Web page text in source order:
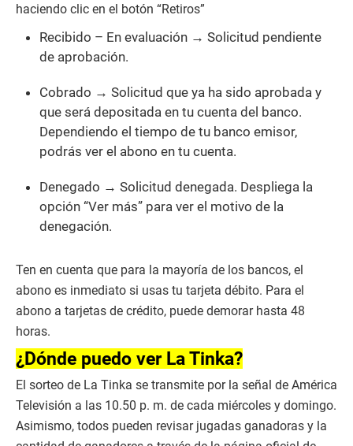
haciendo clic en el botón “Retiros”
Recibido – En evaluación → Solicitud pendiente
de aprobación.
Cobrado → Solicitud que ya ha sido aprobada y
que será depositada en tu cuenta del banco.
Dependiendo el tiempo de tu banco emisor,
podrás ver el abono en tu cuenta.
Denegado → Solicitud denegada. Despliega la
opción “Ver más” para ver el motivo de la
denegación.
Ten en cuenta que para la mayoría de los bancos, el
abono es inmediato si usas tu tarjeta débito. Para el
abono a tarjetas de crédito, puede demorar hasta 48
horas.
¿Dónde puedo ver La Tinka?
El sorteo de La Tinka se transmite por la señal de América
Televisión a las 10.50 p. m. de cada miércoles y domingo.
Asimismo, todos pueden revisar jugadas ganadoras y la